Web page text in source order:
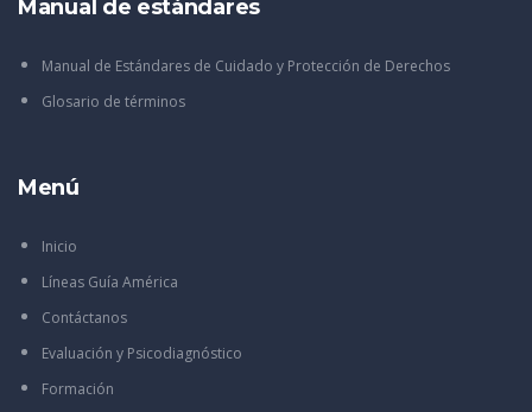
Manual de estándares
Manual de Estándares de Cuidado y Protección de Derechos
Glosario de términos
Menú
Inicio
Líneas Guía América
Contáctanos
Evaluación y Psicodiagnóstico
Formación